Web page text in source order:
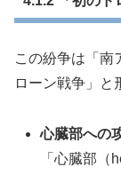
この紛争は「南
ローン戦争」と
心臓部への
「心臓部（